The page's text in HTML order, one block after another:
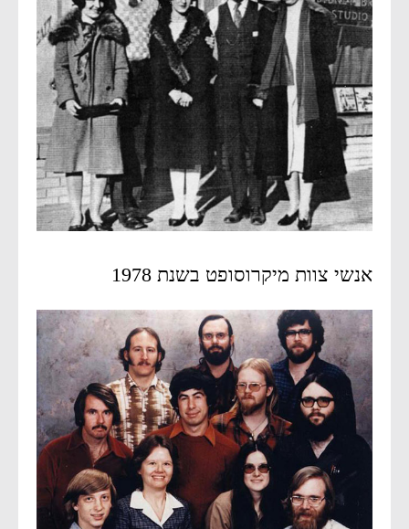
אנשי צוות מיקרוסופט בשנת 1978